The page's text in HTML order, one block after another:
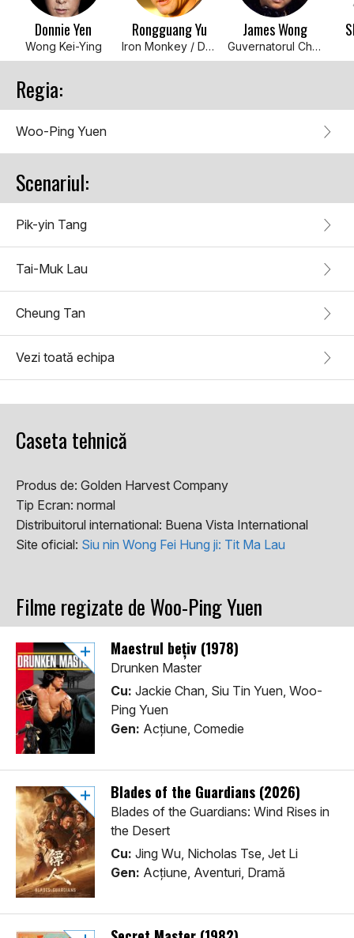
Donnie Yen
Wong Kei-Ying
Rongguang Yu
Iron Monkey / Dr. Yang
James Wong
Guvernatorul Cheng
Regia:
Woo-Ping Yuen
Scenariul:
Pik-yin Tang
Tai-Muk Lau
Cheung Tan
Vezi toată echipa
Caseta tehnică
Produs de: Golden Harvest Company
Tip Ecran: normal
Distribuitorul international: Buena Vista International
Site oficial: Siu nin Wong Fei Hung ji: Tit Ma Lau
Filme regizate de Woo-Ping Yuen
Maestrul bețiv (1978)
Drunken Master
Cu: Jackie Chan, Siu Tin Yuen, Woo-
Ping Yuen
Gen: Acţiune, Comedie
Blades of the Guardians (2026)
Blades of the Guardians: Wind Rises in
the Desert
Cu: Jing Wu, Nicholas Tse, Jet Li
Gen: Acţiune, Aventuri, Dramă